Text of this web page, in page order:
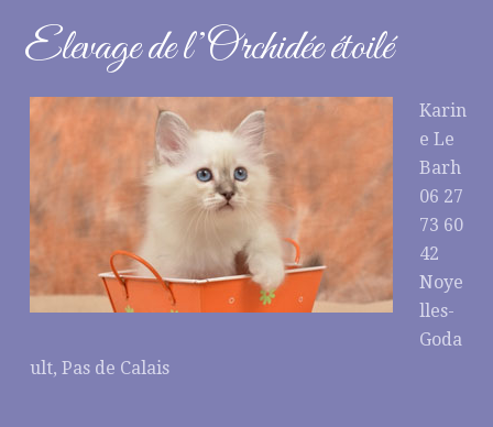
Elevage de l’Orchidée étoilé
Karin
e Le
Barh
06 27
73 60
42
Noye
lles-
Goda
ult, Pas de Calais